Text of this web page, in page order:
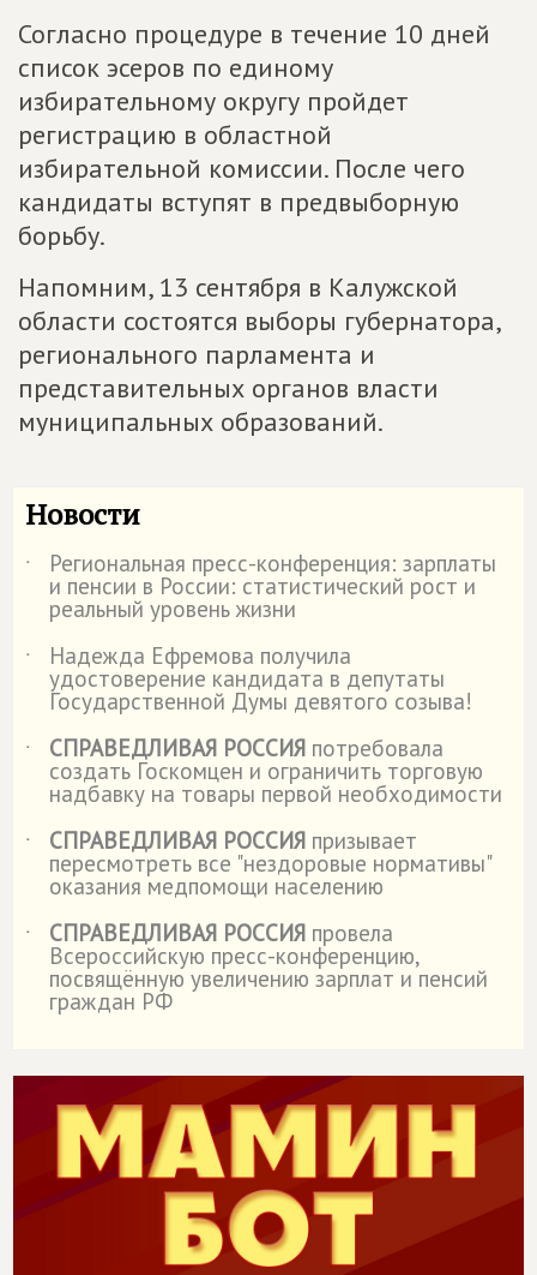
Согласно процедуре в течение 10 дней
список эсеров по единому
избирательному округу пройдет
регистрацию в областной
избирательной комиссии. После чего
кандидаты вступят в предвыборную
борьбу.
Напомним, 13 сентября в Калужской
области состоятся выборы губернатора,
регионального парламента и
представительных органов власти
муниципальных образований.
Новости
˙ Региональная пресс-конференция: зарплаты
и пенсии в России: статистический рост и
реальный уровень жизни
˙
Надежда Ефремова получила
удостоверение кандидата в депутаты
Государственной Думы девятого созыва!
˙
СПРАВЕДЛИВАЯ РОССИЯ потребовала
создать Госкомцен и ограничить торговую
надбавку на товары первой необходимости
˙
СПРАВЕДЛИВАЯ РОССИЯ призывает
пересмотреть все "нездоровые нормативы"
оказания медпомощи населению
˙
СПРАВЕДЛИВАЯ РОССИЯ провела
Всероссийскую пресс-конференцию,
посвящённую увеличению зарплат и пенсий
граждан РФ